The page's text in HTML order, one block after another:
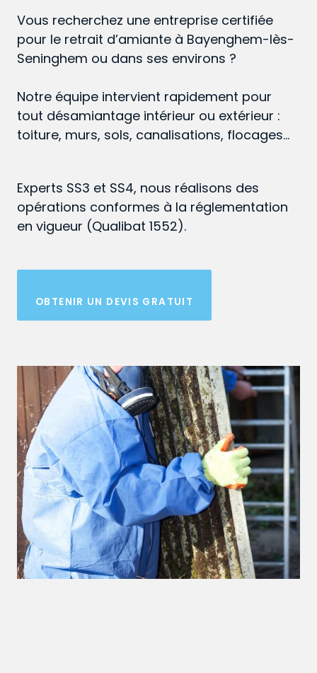
Vous recherchez une entreprise certifiée
pour le retrait d’amiante à Bayenghem-lès-
Seninghem ou dans ses environs ?
Notre équipe intervient rapidement pour
tout désamiantage intérieur ou extérieur :
toiture, murs, sols, canalisations, flocages…
Experts SS3 et SS4, nous réalisons des
opérations conformes à la réglementation
en vigueur (Qualibat 1552).
OBTENIR UN DEVIS GRATUIT